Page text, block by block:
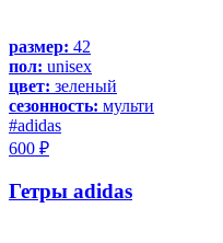
размер: 42
пол: unisex
цвет: зеленый
сезонность: мульти
#adidas
600 ₽
Гетры adidas